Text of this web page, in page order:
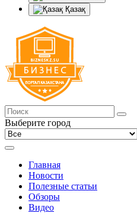
Қазақ
Выберите город
Главная
Новости
Полезные статьи
Обзоры
Видео